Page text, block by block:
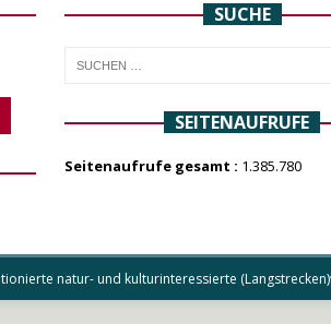
SUCHE
SEITENAUFRUFE
Seitenaufrufe gesamt : 1.385.780
natur- und kulturinteressierte